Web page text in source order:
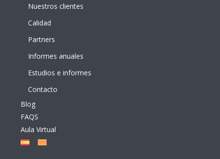
Nuestros clientes
Calidad
Partners
Informes anuales
Estudios e informes
Contacto
Blog
FAQS
Aula Virtual